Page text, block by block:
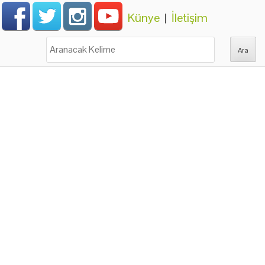
Künye | İletişim